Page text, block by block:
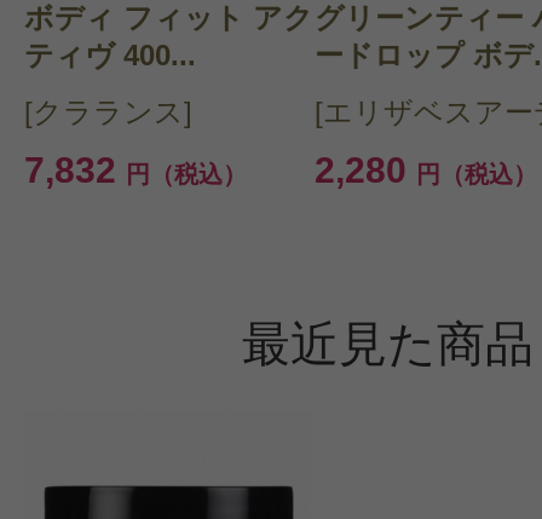
ボディ フィット アク
ティヴ 400...
[クラランス]
7,832 円（税込）
グリーンティー
ードロップ ボデ
[エリザベスアー
2,280 円（税込）
最近見た商品